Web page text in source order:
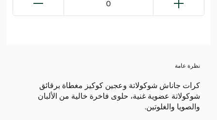
0
نظرة عامة
كرات جاناش شوكولاتة وعجين كوكيز مغطاة برقائق
شوكولاتة عضوية غنية، حلوى فاخرة خالية من الألبان
والصويا والغلوتين.